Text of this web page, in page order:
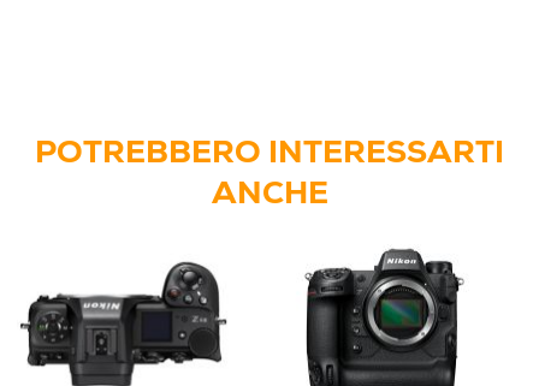
POTREBBERO INTERESSARTI
ANCHE